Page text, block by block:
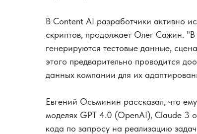
В Content AI разработчики активно
скриптов, продолжает Олег Сажин.
генерируются тестовые данные,
этого предварительно проводится
данных компании для их
Евгений Осьминин рассказал, что
моделях GPT 4.0 (OpenAI), Claude 3
кода по запросу на реализацию